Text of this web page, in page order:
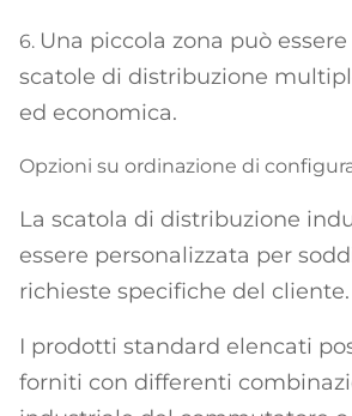
6. Una piccola zona può
scatole di distribuzione
ed economica.
Opzioni su ordinazione di
La scatola di distribuzione
essere personalizzata per
richieste specifiche del cliente.
I prodotti standard elencati
forniti con differenti